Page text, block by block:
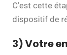
C’est cette
dispositif de
3) Votre